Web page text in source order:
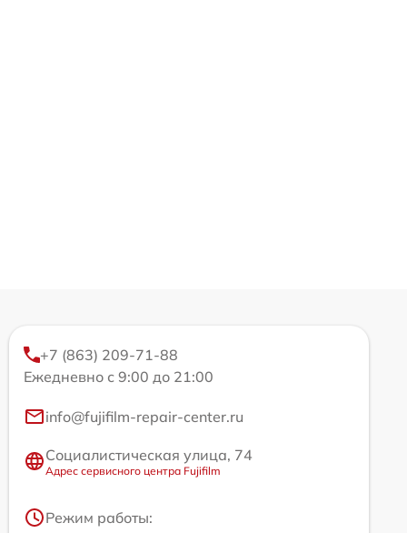
+7 (863) 209-71-88
Ежедневно с 9:00 до 21:00
info@fujifilm-repair-center.ru
Социалистическая улица, 74
Адрес сервисного центра Fujifilm
Режим работы: